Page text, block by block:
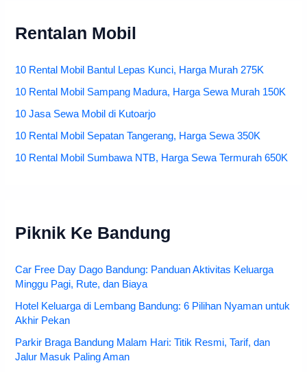
Rentalan Mobil
10 Rental Mobil Bantul Lepas Kunci, Harga Murah 275K
10 Rental Mobil Sampang Madura, Harga Sewa Murah 150K
10 Jasa Sewa Mobil di Kutoarjo
10 Rental Mobil Sepatan Tangerang, Harga Sewa 350K
10 Rental Mobil Sumbawa NTB, Harga Sewa Termurah 650K
Piknik Ke Bandung
Car Free Day Dago Bandung: Panduan Aktivitas Keluarga
Minggu Pagi, Rute, dan Biaya
Hotel Keluarga di Lembang Bandung: 6 Pilihan Nyaman untuk
Akhir Pekan
Parkir Braga Bandung Malam Hari: Titik Resmi, Tarif, dan
Jalur Masuk Paling Aman